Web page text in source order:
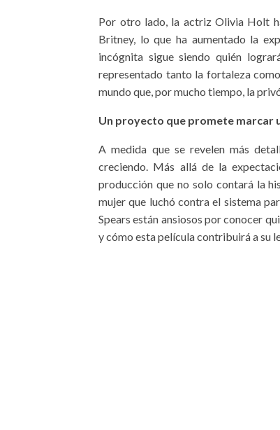
Por otro lado, la actriz Olivia Holt
Britney, lo que ha aumentado la
incógnita sigue siendo quién
representado tanto la fortaleza
mundo que, por mucho tiempo, la
Un proyecto que promete marcar
A medida que se revelen más
creciendo. Más allá de la
producción que no solo contará la
mujer que luchó contra el sistema
Spears están ansiosos por conocer
y cómo esta película contribuirá a su